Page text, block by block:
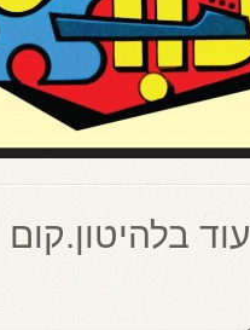
עוד בלהיטון.קום